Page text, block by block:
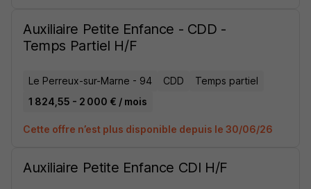
Auxiliaire Petite Enfance - CDD -
Temps Partiel H/F
Le Perreux-sur-Marne - 94 CDD
Temps partiel
1 824,55 - 2 000 € / mois
Cette offre n’est plus disponible depuis le 30/06/26
Auxiliaire Petite Enfance CDI H/F